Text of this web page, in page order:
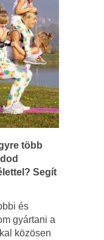
több
Segít
és
gyártani a
közösen